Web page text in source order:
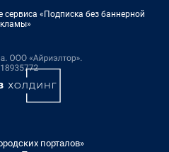
сервиса «Подписка без баннерной
порталов»